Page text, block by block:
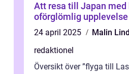
Att resa till Japan med
oförglömlig upplevelse
24 april 2025
Malin
redaktionel
Översikt över ”flyga till